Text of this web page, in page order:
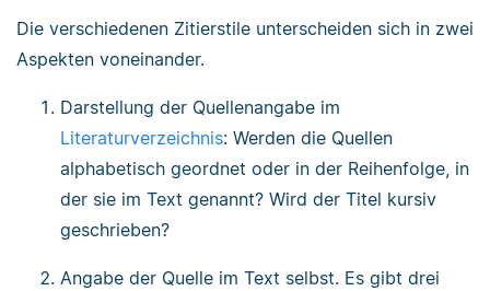
Die verschiedenen Zitierstile unterscheiden sich in zwei
Aspekten voneinander.
Darstellung der Quellenangabe im
Literaturverzeichnis: Werden die Quellen
alphabetisch geordnet oder in der Reihenfolge, in
der sie im Text genannt? Wird der Titel kursiv
geschrieben?
Angabe der Quelle im Text selbst. Es gibt drei